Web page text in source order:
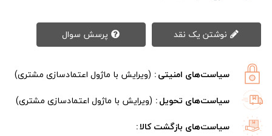
سیاست‌های امنیتی (ویرایش با ماژول اعتمادسازی مشتری)
سیاست‌های تحویل (ویرایش با ماژول اعتمادسازی مشتری)
سیاست‌های بازگشت کالا